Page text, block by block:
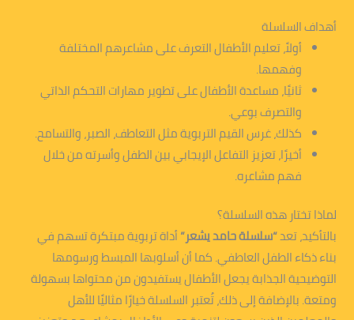
أهداف السلسلة
أولاً، تعليم الأطفال التعرف على مشاعرهم المختلفة
وفهمها.
ثانيًا، مساعدة الأطفال على تطوير مهارات التحكم الذاتي
والتصرف بوعي.
كذلك، غرس القيم التربوية مثل التعاطف، الصبر، والتسامح.
أخيرًا، تعزيز التفاعل الإيجابي بين الطفل وأسرته من خلال
فهم مشاعره.
لماذا تختار هذه السلسلة؟
بالتأكيد، تعد“سلسلة حامد يشعر”أداة تربوية مبتكرة تسهم في
بناء ذكاء الطفل العاطفي. كما أن أسلوبها المبسط ورسومها
التوضيحية الجذابة يجعل الأطفال يستفيدون من محتواها بسهولة
ومتعة. بالإضافة إلى ذلك، تُعتبر السلسلة خيارًا مثاليًا للأهل